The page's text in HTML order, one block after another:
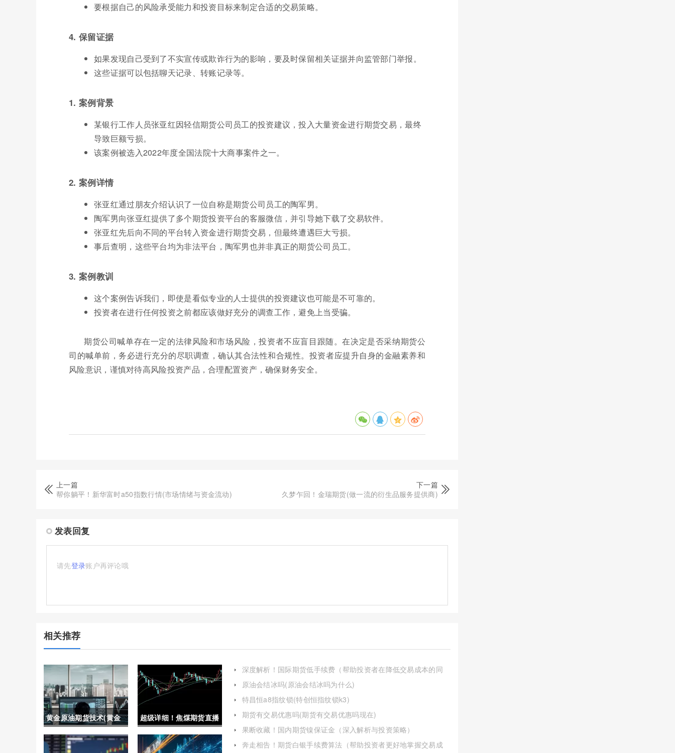
要根据自己的风险承受能力和投资目标来制定合适的交易策略。
4. 保留证据
如果发现自己受到了不实宣传或欺诈行为的影响，要及时保留相关证据并向监管部门举报。
这些证据可以包括聊天记录、转账记录等。
1. 案例背景
某银行工作人员张亚红因轻信期货公司员工的投资建议，投入大量资金进行期货交易，最终
导致巨额亏损。
该案例被选入2022年度全国法院十大商事案件之一。
2. 案例详情
张亚红通过朋友介绍认识了一位自称是期货公司员工的陶军男。
陶军男向张亚红提供了多个期货投资平台的客服微信，并引导她下载了交易软件。
张亚红先后向不同的平台转入资金进行期货交易，但最终遭遇巨大亏损。
事后查明，这些平台均为非法平台，陶军男也并非真正的期货公司员工。
3. 案例教训
这个案例告诉我们，即使是看似专业的人士提供的投资建议也可能是不可靠的。
投资者在进行任何投资之前都应该做好充分的调查工作，避免上当受骗。
期货公司喊单存在一定的法律风险和市场风险，投资者不应盲目跟随。在决定是否采纳期货公
司的喊单前，务必进行充分的尽职调查，确认其合法性和合规性。投资者应提升自身的金融素养和
风险意识，谨慎对待高风险投资产品，合理配置资产，确保财务安全。
上一篇
帮你躺平！新华富时a50指数行情(市场情绪与资金流动)
下一篇
久梦乍回！金瑞期货(做一流的衍生品服务提供商)
发表回复
请先登录账户再评论哦
相关推荐
黄金原油期货技术(黄金
原油期货技术分析)
超级详细！焦煤期货直播
间在线喊单(焦煤期货交
深度解析！国际期货低手续费（帮助投资者在降低交易成本的同
原油会结冰吗(原油会结冰吗为什么)
特昌恒a8指纹锁(特创恒指纹锁k3)
期货有交易优惠吗(期货有交易优惠吗现在)
果断收藏！国内期货镍保证金（深入解析与投资策略）
奔走相告！期货白银手续费算法（帮助投资者更好地掌握交易成